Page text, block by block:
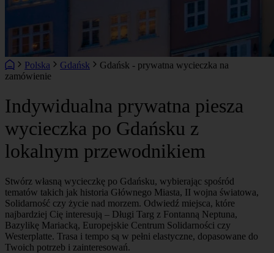
Polska Gdańsk
Gdańsk - prywatna wycieczka na
zamówienie
Indywidualna prywatna piesza
wycieczka po Gdańsku z
lokalnym przewodnikiem
Stwórz własną wycieczkę po Gdańsku, wybierając spośród
tematów takich jak historia Głównego Miasta, II wojna światowa,
Solidarność czy życie nad morzem. Odwiedź miejsca, które
najbardziej Cię interesują – Długi Targ z Fontanną Neptuna,
Bazylikę Mariacką, Europejskie Centrum Solidarności czy
Westerplatte. Trasa i tempo są w pełni elastyczne, dopasowane do
Twoich potrzeb i zainteresowań.